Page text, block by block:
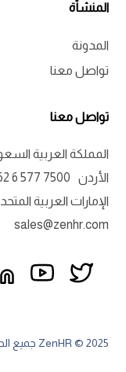
المنشأة
المدونة
تواصل معنا
تواصل معنا
المملكة العربية
الأردن
6 577 7500
الإمارات العربية
sales@zenhr.com
ZenHR © 2025 جميع الحقوق محفوظة